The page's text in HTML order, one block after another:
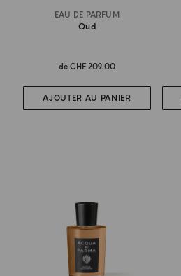
EAU DE PARFUM
Oud
deCHF 209.00
AJOUTER AU PANIER